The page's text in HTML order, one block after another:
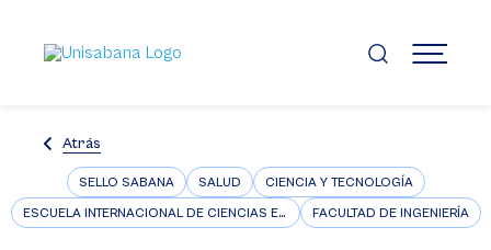
contenido
principal
MENÚ
Atrás
SELLO SABANA SALUD CIENCIA Y TECNOLOGÍA
ESCUELA INTERNACIONAL DE CIENCIAS ECONÓMICAS Y ADMINISTRATIVAS FACULTAD DE INGENIERÍA